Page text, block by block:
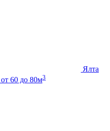
Ялта
60 до 80м3